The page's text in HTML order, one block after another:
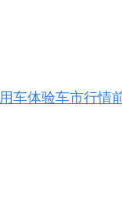
用车体验车市行情